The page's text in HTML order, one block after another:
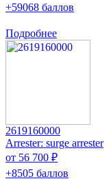
+59068 баллов
Подробнее
2619160000
Arrester: surge arrester
от 56 700 ₽
+8505 баллов